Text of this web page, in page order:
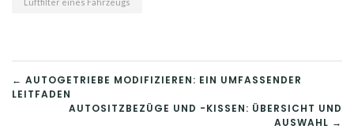
Luftfilter eines Fahrzeugs
BEITRAGSNAVIGATION
← AUTOGETRIEBE MODIFIZIEREN: EIN UMFASSENDER
LEITFADEN
AUTOSITZBEZÜGE UND -KISSEN: ÜBERSICHT UND
AUSWAHL →